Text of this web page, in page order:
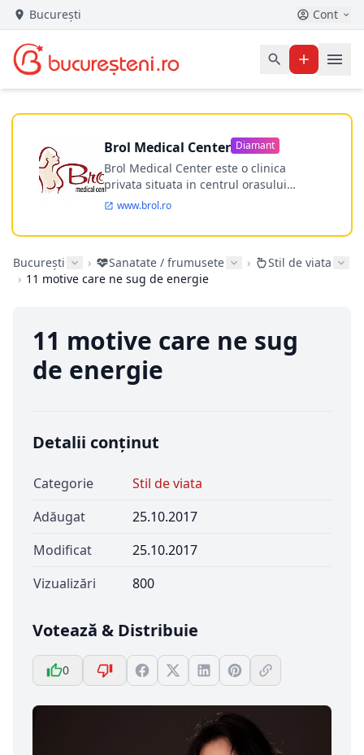
București Cont
Brol Medical Center Diamant
Brol Medical Center este o clinica
privata situata in centrul orasului
Timisoara avand o experienta de
Incepand din anul 2009 clinica isi
ultramodern.
www.brol.ro
București › Sanatate / frumusete ›
Stil de viata
› 11 motive care ne sug de energie
11 motive care ne sug
de energie
Detalii conținut
Categorie
Stil de viata
Adăugat
25.10.2017
Modificat
25.10.2017
Vizualizări
800
Votează & Distribuie
0